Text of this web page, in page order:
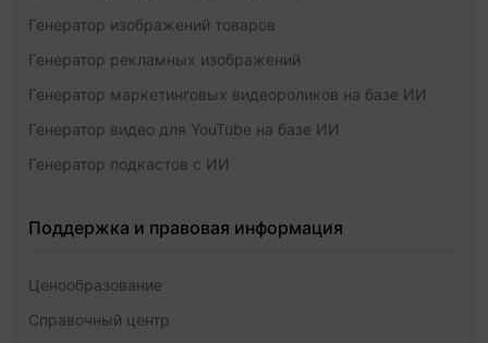
Генератор изображений товаров
Генератор рекламных изображений
Генератор маркетинговых видеороликов на базе ИИ
Генератор видео для YouTube на базе ИИ
Генератор подкастов с ИИ
Поддержка и правовая информация
Ценообразование
Справочный центр